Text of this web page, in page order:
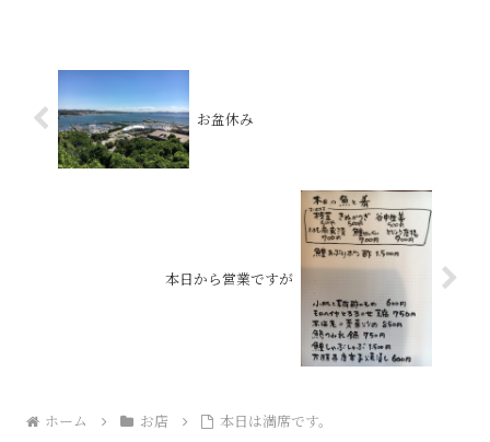
お盆休み
本日から営業ですが
ホーム お店 本日は満席です。